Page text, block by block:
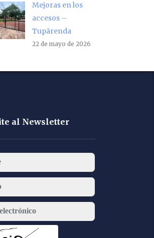
Mejoras en los
accesos –
Tupãrenda
22 de mayo de 2026
al Newsletter